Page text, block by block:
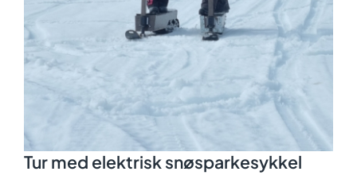
Book aktivitet
Overnatting
Transport
Tur med elektrisk snøsparkesykkel